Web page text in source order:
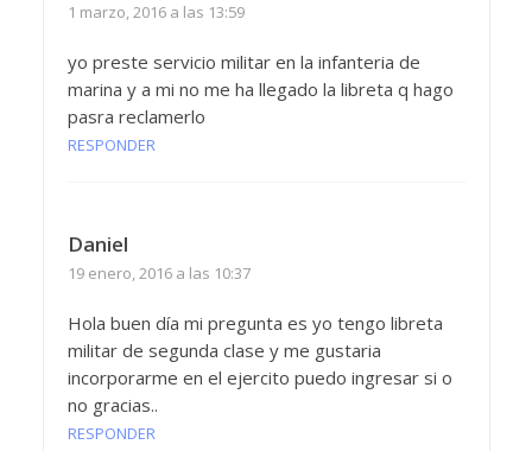
1 marzo, 2016 a las 13:59
yo preste servicio militar en la infanteria de
marina y a mi no me ha llegado la libreta q hago
pasra reclamerlo
RESPONDER
Daniel
19 enero, 2016 a las 10:37
Hola buen día mi pregunta es yo tengo libreta
militar de segunda clase y me gustaria
incorporarme en el ejercito puedo ingresar si o
no gracias..
RESPONDER